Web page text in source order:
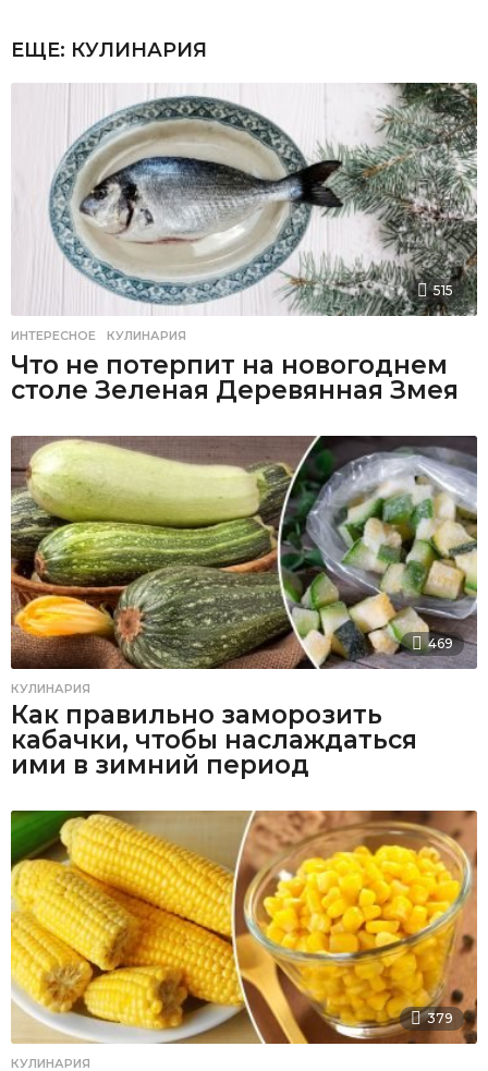
ЕЩЕ: КУЛИНАРИЯ
515
ИНТЕРЕСНОЕ ,КУЛИНАРИЯ
Что не потерпит на новогоднем
столе Зеленая Деревянная Змея
469
КУЛИНАРИЯ
Как правильно заморозить
кабачки, чтобы наслаждаться
ими в зимний период
379
КУЛИНАРИЯ